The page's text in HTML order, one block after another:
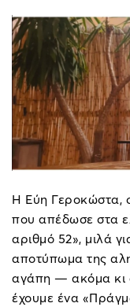
Η Εύη Γεροκώστα,
που απέδωσε στα
αριθμό 52», μιλά
αποτύπωμα της
αγάπη — ακόμα κι
έχουμε ένα